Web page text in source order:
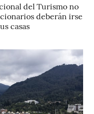
del Turismo no
deberán irse
casas